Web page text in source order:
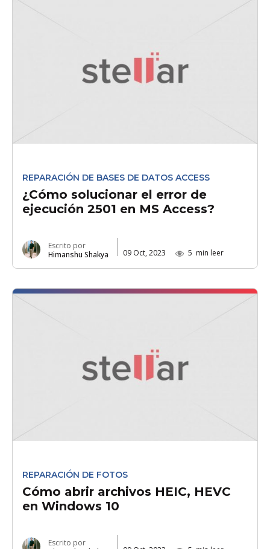
REPARACIÓN DE BASES DE DATOS ACCESS
¿Cómo solucionar el error de
ejecución 2501 en MS Access?
Escrito por
Himanshu Shakya
09 Oct, 2023 5 min leer
REPARACIÓN DE FOTOS
Cómo abrir archivos HEIC, HEVC
en Windows 10
Escrito por